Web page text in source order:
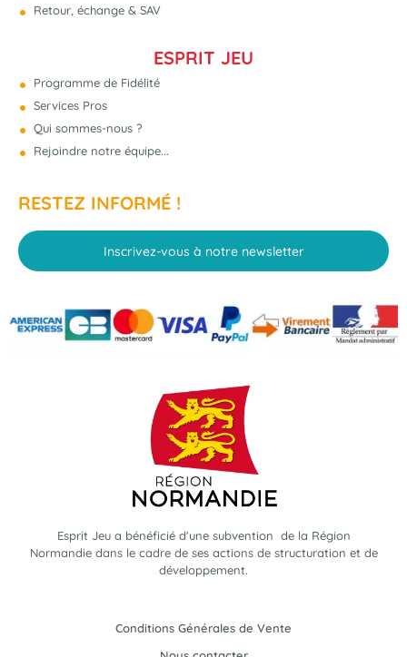
Retour, échange & SAV
ESPRIT JEU
Programme de Fidélité
Services Pros
Qui sommes-nous ?
Rejoindre notre équipe...
RESTEZ INFORMÉ !
Inscrivez-vous à notre newsletter
Esprit Jeu a bénéficié d'une subvention de la Région
Normandie dans le cadre de ses actions de structuration et de
développement.
Conditions Générales de Vente